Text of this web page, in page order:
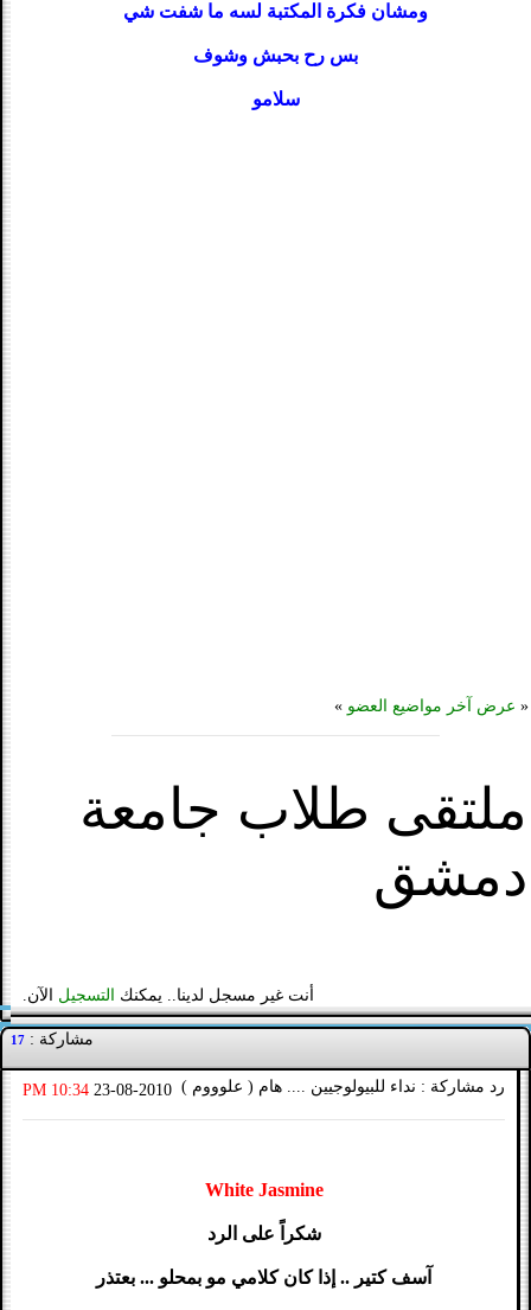
ومشان فكرة المكتبة لسه ما شفت شي
بس رح بحبش وشوف
سلامو
« عرض آخر مواضيع العضو »
ملتقى طلاب جامعة
دمشق
أنت غير مسجل لدينا.. يمكنك التسجيل الآن.
مشاركة : 17
رد مشاركة : نداء للبيولوجيين .... هام ( علوووم ) 23-08-2010
10:34 PM
White Jasmine
شكراً على الرد
آسف كتير .. إذا كان كلامي مو بمحلو ... بعتذر